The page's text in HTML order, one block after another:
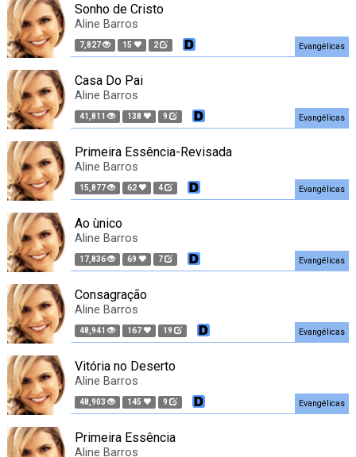
Sonho de Cristo
Aline Barros
7,827 15 2 Evangélicas
Casa Do Pai
Aline Barros
41,811 138 9 Evangélicas
Primeira Essência-Revisada
Aline Barros
15,877 62 4 Evangélicas
Ao ùnico
Aline Barros
17,836 69 7 Evangélicas
Consagração
Aline Barros
48,941 167 19 Evangélicas
Vitória no Deserto
Aline Barros
48,903 145 9 Evangélicas
Primeira Essência
Aline Barros